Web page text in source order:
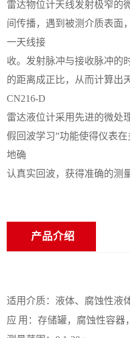
雷达物位计天线发射极窄的
间传播，遇到被测介质表面
一天线接
收。发射脉冲与接收脉冲的
的距离成正比，从而计算出
CN216-D
雷达液位计采用先进的微处
假回波学习”功能使得仪表
地确
认真实回波，获得准确的测
产品介绍
适用介质：液体、腐蚀性液
应 用：存储罐，腐蚀性容器